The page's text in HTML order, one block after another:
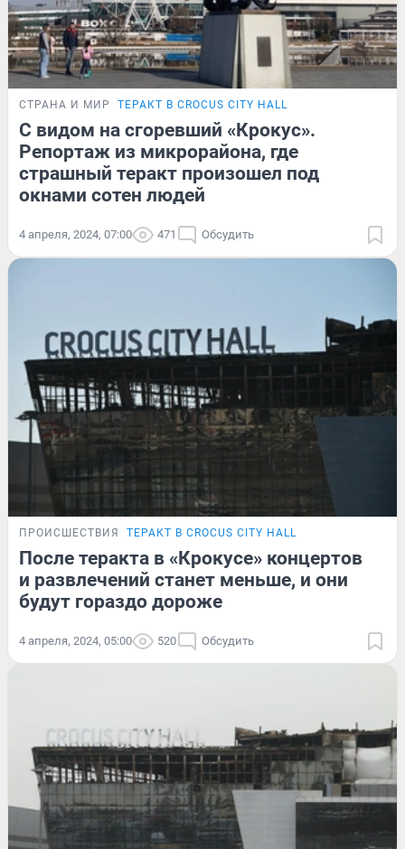
СТРАНА И МИР ТЕРАКТ В CROCUS CITY HALL
С видом на сгоревший «Крокус».
Репортаж из микрорайона, где
страшный теракт произошел под
окнами сотен людей
4 апреля, 2024, 07:00 471 Обсудить
ПРОИСШЕСТВИЯ ТЕРАКТ В CROCUS CITY HALL
После теракта в «Крокусе» концертов
и развлечений станет меньше, и они
будут гораздо дороже
4 апреля, 2024, 05:00 520 Обсудить